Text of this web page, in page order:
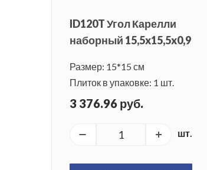
ID120T Угол Карелли
наборный 15,5x15,5x0,9
Размер: 15*15 см
Плиток в упаковке: 1 шт.
3 376.96 руб.
шт.